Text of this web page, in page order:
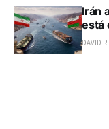
Irán
está
DAVID